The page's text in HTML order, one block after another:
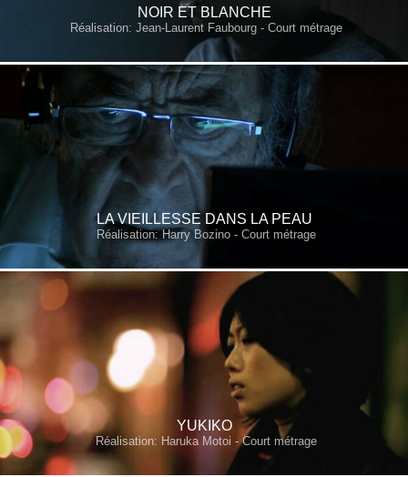
NOIR ET BLANCHE
Réalisation: Jean-Laurent Faubourg - Court métrage
LA VIEILLESSE DANS LA PEAU
Réalisation: Harry Bozino - Court métrage
YUKIKO
Réalisation: Haruka Motoi - Court métrage